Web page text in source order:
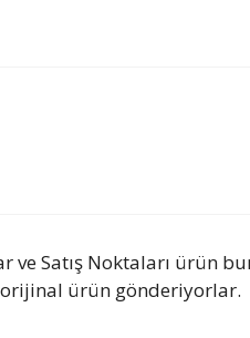
ve Satış Noktaları ürün
orijinal ürün gönderiyorlar.